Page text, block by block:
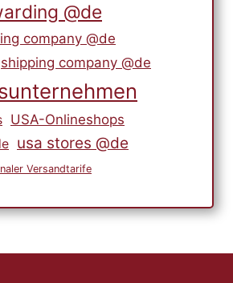
@de
company @de
shipping company @de
USA-Onlineshops
usa stores @de
Versandtarife